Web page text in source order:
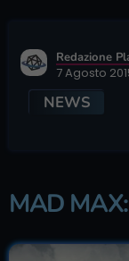
Redazione
7 Agosto
NEWS
MAD